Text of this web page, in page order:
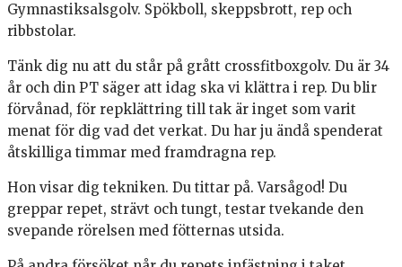
Gymnastiksalsgolv. Spökboll, skeppsbrott, rep och
ribbstolar.
Tänk dig nu att du står på grått crossfitboxgolv. Du är 34
år och din PT säger att idag ska vi klättra i rep. Du blir
förvånad, för repklättring till tak är inget som varit
menat för dig vad det verkat. Du har ju ändå spenderat
åtskilliga timmar med framdragna rep.
Hon visar dig tekniken. Du tittar på. Varsågod! Du
greppar repet, strävt och tungt, testar tvekande den
svepande rörelsen med fötternas utsida.